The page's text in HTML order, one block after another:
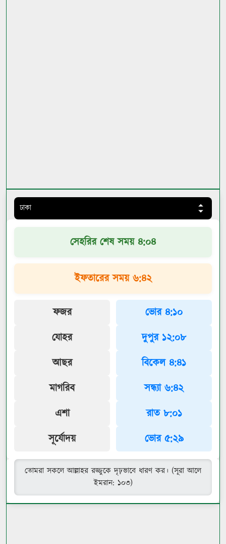
সেহরির শেষ সময় ৪:০৪
ইফতারের সময় ৬:৪২
ফজর
যোহর
আছর
মাগরিব
এশা
সূর্যোদয়
ভোর ৪:১০
দুপুর ১২:০৮
বিকেল ৪:৪১
সন্ধ্যা ৬:৪২
রাত ৮:০১
ভোর ৫:২৯
তোমরা সকলে আল্লাহর রজ্জুকে দৃঢ়ভাবে ধারণ কর। (সূরা আলে
ইমরান: ১০৩)